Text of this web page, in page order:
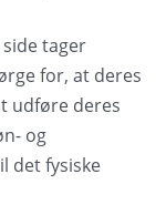
tager
for, at deres
udføre deres
og
det fysiske